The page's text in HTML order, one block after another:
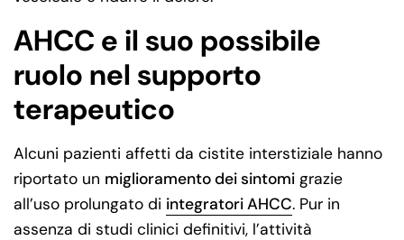
AHCC e il suo possibile
ruolo nel supporto
terapeutico
Alcuni pazienti affetti da cistite interstiziale hanno
riportato un miglioramento dei sintomi grazie
all’uso prolungato di integratori AHCC. Pur in
assenza di studi clinici definitivi, l’attività